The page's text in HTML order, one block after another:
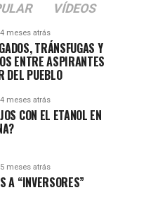
VÍDEOS
4 meses atrás
TRÁNSFUGAS Y
ENTRE ASPIRANTES
DEL PUEBLO
4 meses atrás
CON EL ETANOL EN
5 meses atrás
A “INVERSORES”